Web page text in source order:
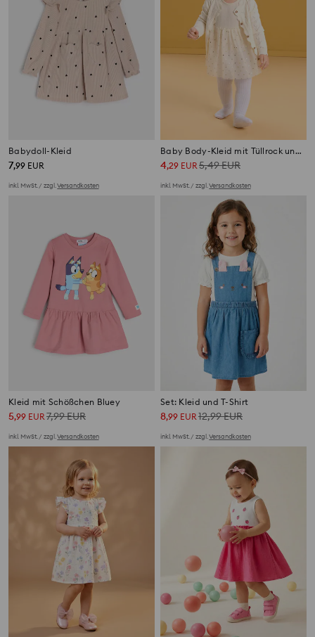
Babydoll-Kleid
7,99 EUR
inkl. MwSt. / zzgl.Versandkosten
Baby Body-Kleid mit Tüllrock und Pünktchen
4,29 EUR5,49EUR
inkl. MwSt. / zzgl.Versandkosten
Kleid mit Schößchen Bluey
5,99 EUR 7,99EUR
inkl. MwSt. / zzgl.Versandkosten
Set: Kleid und T-Shirt
8,99 EUR 12,99EUR
inkl. MwSt. / zzgl.Versandkosten